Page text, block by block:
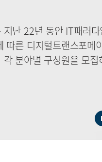
난 22년 동안 IT패러
따른 디지털트랜스포
분야별 구성원을 모집